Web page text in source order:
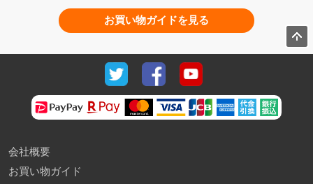
お買い物ガイドを見る
会社概要
お買い物ガイド